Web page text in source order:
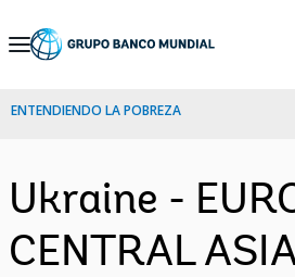
Skip
Navigation
ENTENDIENDO LA POBREZA
Ukraine -
CENTRAL